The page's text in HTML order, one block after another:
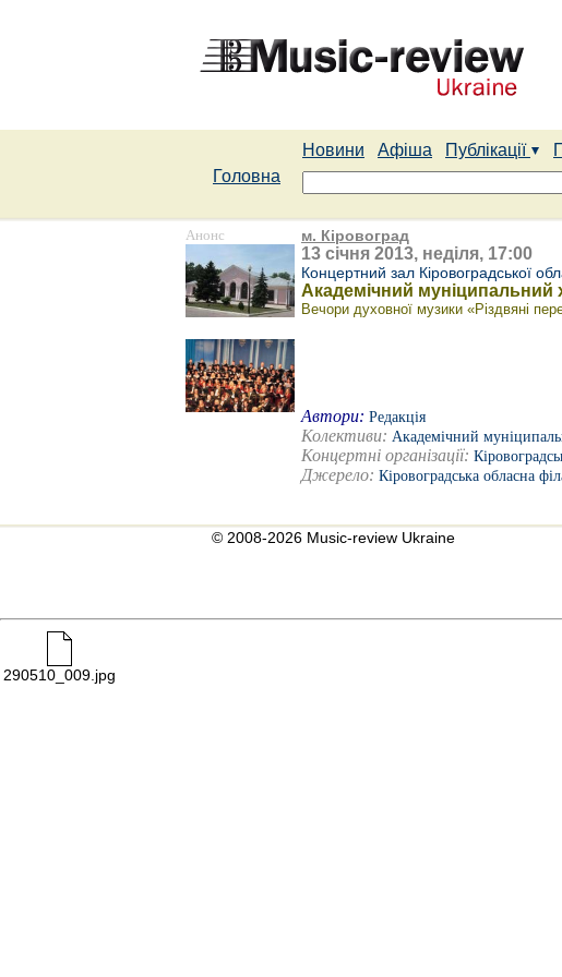
Новини Афіша Публікації
Головна
Анонс м. Кіровоград
13 січня 2013, неділя, 17:00
Концертний зал Кіровоградської
Академічний муніципальний
Вечори духовної музики «Різдвяні
Автори: Редакція
Колективи: Академічний
Концертні організації:
Джерело: Кіровоградська обласна
© 2008-2026 Music-review Ukraine
290510_009.jpg